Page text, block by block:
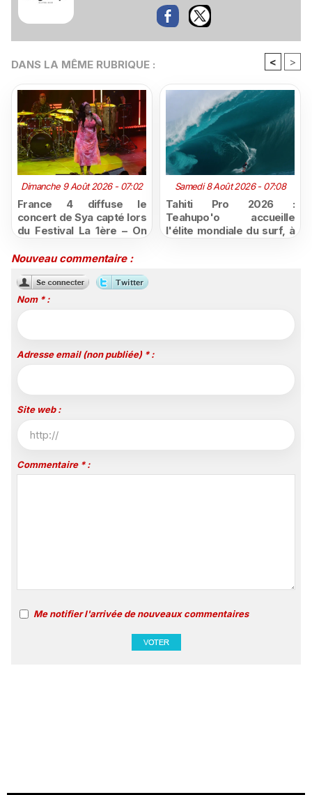
DANS LA MÊME RUBRIQUE : < >
Dimanche 9 Août 2026 - 07:02
France 4 diffuse le
concert de Sya capté lors
du Festival La 1ère – On
Samedi 8 Août 2026 - 07:08
Tahiti Pro 2026 :
Teahupo'o accueille
l'élite mondiale du surf, à
Nouveau commentaire :
Nom * :
Adresse email (non publiée) * :
Site web :
Commentaire * :
Me notifier l'arrivée de nouveaux commentaires